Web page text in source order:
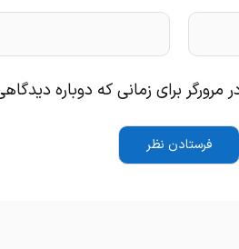
برای زمانی که دوباره